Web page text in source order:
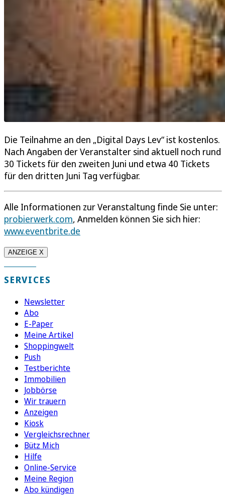
Die Teilnahme an den „Digital Days Lev“ ist kostenlos.
Nach Angaben der Veranstalter sind aktuell noch rund
30 Tickets für den zweiten Juni und etwa 40 Tickets
für den dritten Juni Tag verfügbar.
Alle Informationen zur Veranstaltung finde Sie unter:
probierwerk.com, Anmelden können Sie sich hier:
www.eventbrite.de
ANZEIGE X
SERVICES
Newsletter
Abo
E-Paper
Meine Artikel
Shoppingwelt
Push
Testberichte
Immobilien
Jobbörse
Wir trauern
Anzeigen
Kiosk
Vergleichsrechner
Bütz Mich
Hilfe
Online-Service
Meine Region
Abo kündigen